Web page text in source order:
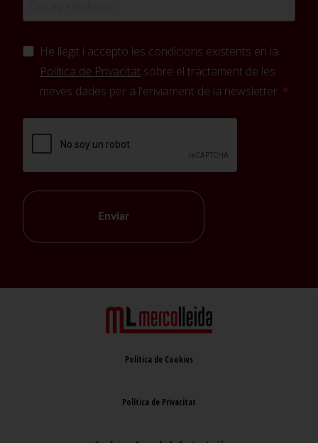
He llegit i accepto les condicions existents en la
Política de Privacitat sobre el tractament de les
meves dades per a l'enviament de la newsletter.
Enviar
Política de Cookies
Política de Privacitat